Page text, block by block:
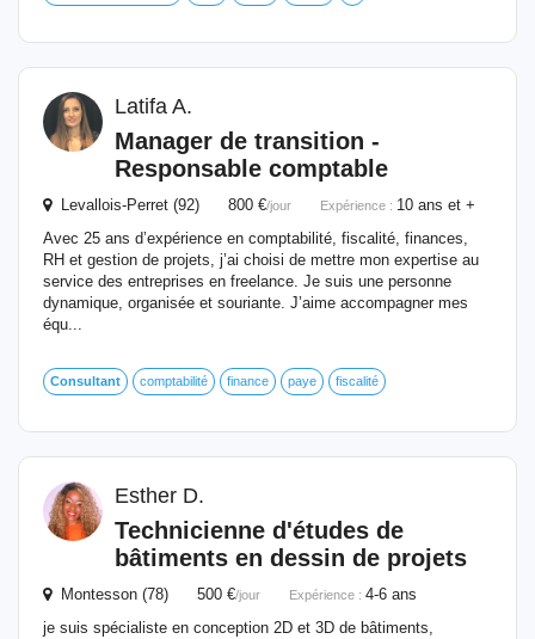
Latifa A.
Manager de transition -
Responsable comptable
Levallois-Perret (92) 800 €/jour Expérience : 10 ans et +
Avec 25 ans d’expérience en comptabilité, fiscalité, finances,
RH et gestion de projets, j’ai choisi de mettre mon expertise au
service des entreprises en freelance. Je suis une personne
dynamique, organisée et souriante. J’aime accompagner mes
équ...
Consultant comptabilité finance paye fiscalité
Esther D.
Technicienne d'études de
bâtiments en dessin de projets
Montesson (78) 500 €/jour Expérience : 4-6 ans
je suis spécialiste en conception 2D et 3D de bâtiments,